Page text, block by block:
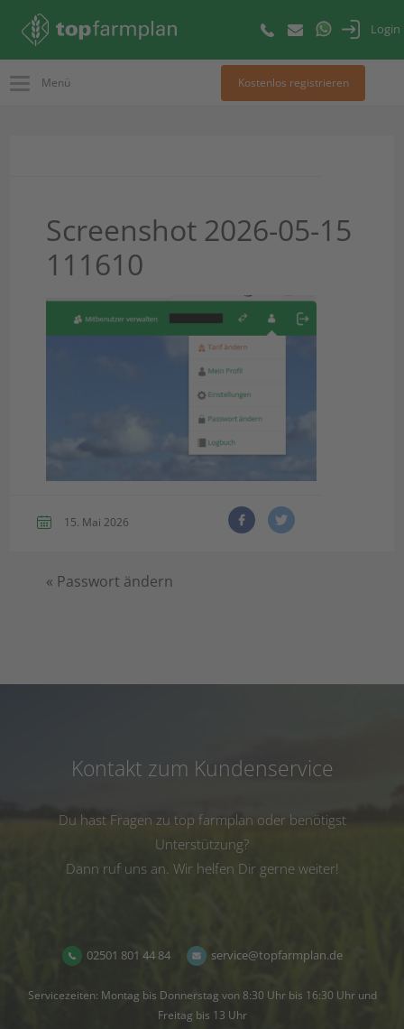
Login
Menü Kostenlos registrieren
Screenshot 2026-05-15
111610
15. Mai 2026
« Passwort ändern
Kontakt zum Kundenservice
Du hast Fragen zu top farmplan oder benötigst
Unterstützung?
Dann ruf uns an. Wir helfen Dir gerne weiter!
02501 801 44 84 service@topfarmplan.de
Servicezeiten: Montag bis Donnerstag von 8:30 Uhr bis 16:30 Uhr und
Freitag bis 13 Uhr